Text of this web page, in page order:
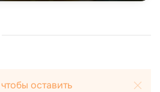
оставить